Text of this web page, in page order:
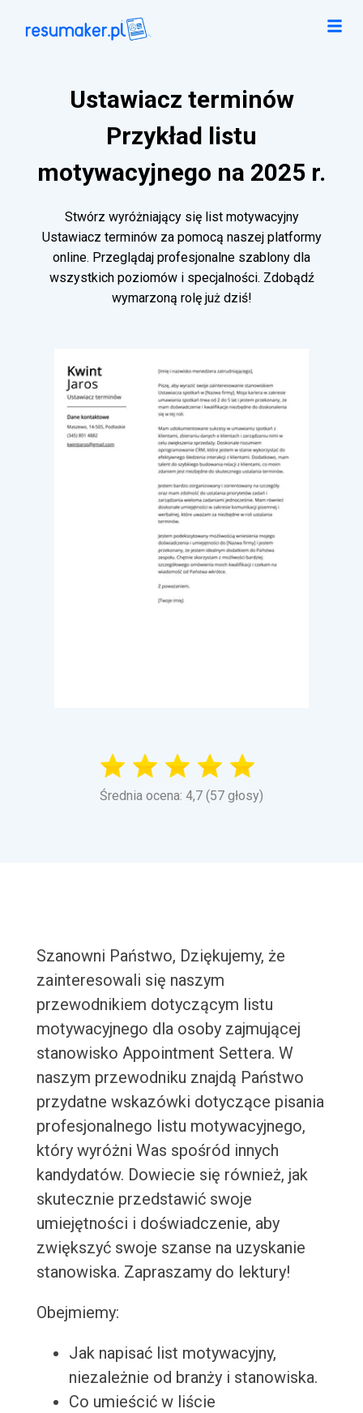
Ustawiacz terminów
Przykład listu
motywacyjnego na 2025 r.
Stwórz wyróżniający się list motywacyjny
Ustawiacz terminów za pomocą naszej platformy
online. Przeglądaj profesjonalne szablony dla
wszystkich poziomów i specjalności. Zdobądź
wymarzoną rolę już dziś!
Średnia ocena: 4,7 (57 głosy)
Szanowni Państwo, Dziękujemy, że
zainteresowali się naszym
przewodnikiem dotyczącym listu
motywacyjnego dla osoby zajmującej
stanowisko Appointment Settera. W
naszym przewodniku znajdą Państwo
przydatne wskazówki dotyczące pisania
profesjonalnego listu motywacyjnego,
który wyróżni Was spośród innych
kandydatów. Dowiecie się również, jak
skutecznie przedstawić swoje
umiejętności i doświadczenie, aby
zwiększyć swoje szanse na uzyskanie
stanowiska. Zapraszamy do lektury!
Obejmiemy:
Jak napisać list motywacyjny,
niezależnie od branży i stanowiska.
Co umieścić w liście